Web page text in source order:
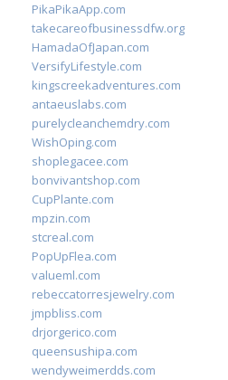
PikaPikaApp.com
takecareofbusinessdfw.org
HamadaOfJapan.com
VersifyLifestyle.com
kingscreekadventures.com
antaeuslabs.com
purelycleanchemdry.com
WishOping.com
shoplegacee.com
bonvivantshop.com
CupPlante.com
mpzin.com
stcreal.com
PopUpFlea.com
valueml.com
rebeccatorresjewelry.com
jmpbliss.com
drjorgerico.com
queensushipa.com
wendyweimerdds.com